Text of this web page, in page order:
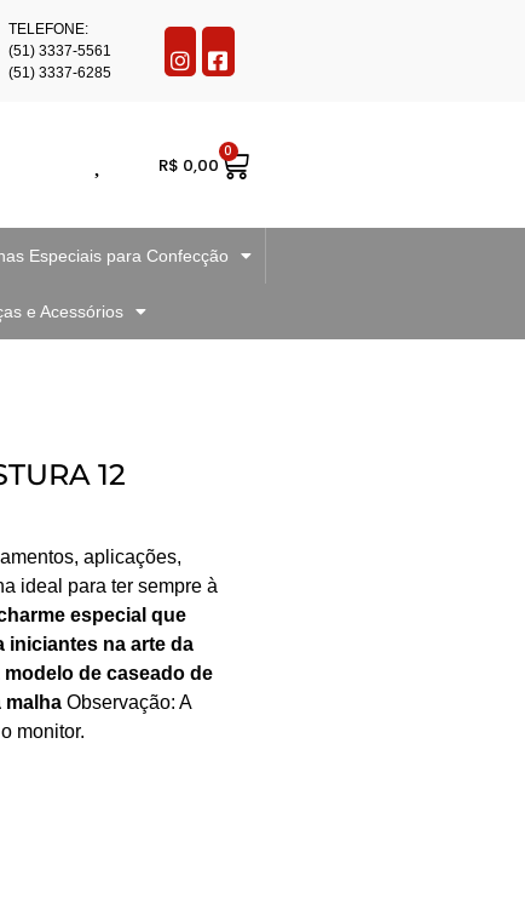
TELEFONE:
(51) 3337-5561
(51) 3337-6285
R$ 0,00
0
Especiais para Confecção
e Acessórios
12
aplicações,
ideal para ter sempre à
especial que
iniciantes na arte da
de caseado de
malha Observação: A
monitor.